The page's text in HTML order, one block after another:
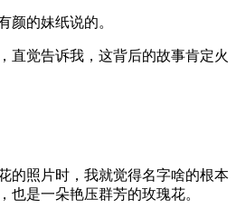
颜的妹纸说的。
直觉告诉我，这背后的故事肯定火
的照片时，我就觉得名字啥的根本
也是一朵艳压群芳的玫瑰花。